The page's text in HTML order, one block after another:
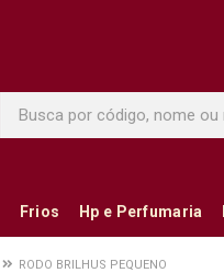
Frios Hp e Perfumaria
RODO BRILHUS PEQUENO